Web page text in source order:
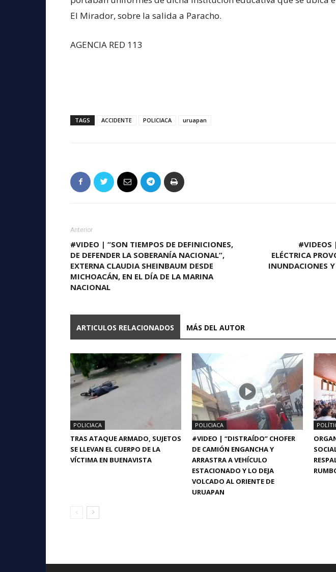
El Mirador, sobre la salida a Paracho.
AGENCIA RED 113
TAGS ACCIDENTE POLICIACA uruapan
Anterior
#VIDEO | “SON TIEMPOS DE DEFINICIONES,
DE DEFENDER LA SOBERANÍA NACIONAL”,
EXTERNA CLAUDIA SHEINBAUM DESDE
MICHOACÁN, EN EL DÍA DE LA MARINA
NACIONAL
#VIDEOS
ELÉCTRICA
INUNDACIONES Y
ARTICULOS RELACIONADOS MÁS DEL AUTOR
POLICIACA
TRAS ATAQUE ARMADO, SUJETOS
SE LLEVAN EL CUERPO DE LA
VÍCTIMA EN BUENAVISTA
POLICIACA
#VIDEO | “DISTRAÍDO” CHOFER
DE CAMIÓN ENGANCHA Y
ARRASTRA A VEHÍCULO
ESTACIONADO Y LO DEJA
VOLCADO AL ORIENTE DE
URUAPAN